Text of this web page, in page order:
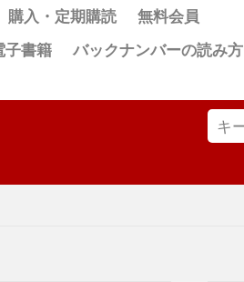
購入・定期購読
無料会員
子書籍
バックナンバーの読み方